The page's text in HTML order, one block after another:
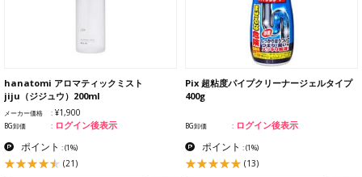
hanatomi アロマティックミスト
jiju（ジジュウ）200ml
メーカー価格 ¥1,900
BG卸価 ログイン後表示
ポイント :(1%)
(21)
Pix 超粘度パイプクリーナージェルタイプ
400g
BG卸価 ログイン後表示
ポイント :(1%)
(13)